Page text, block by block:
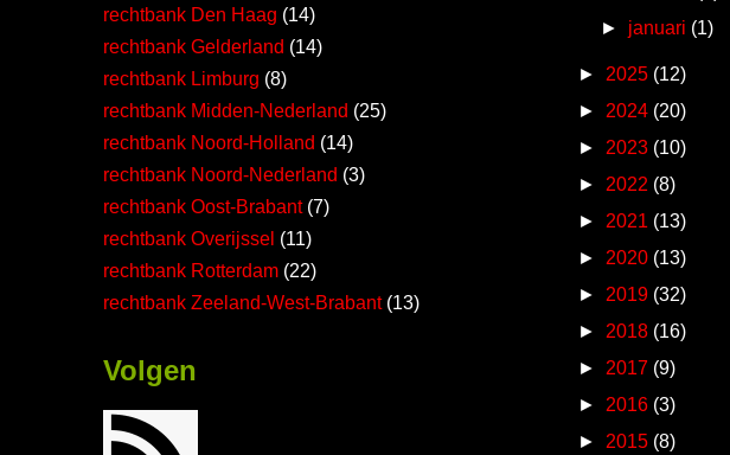
rechtbank Den Haag (14)
rechtbank Gelderland (14)
rechtbank Limburg (8)
rechtbank Midden-Nederland (25)
rechtbank Noord-Holland (14)
rechtbank Noord-Nederland (3)
rechtbank Oost-Brabant (7)
rechtbank Overijssel (11)
rechtbank Rotterdam (22)
rechtbank Zeeland-West-Brabant (13)
Volgen
► januari (1)
► 2025 (12)
► 2024 (20)
► 2023 (10)
► 2022 (8)
► 2021 (13)
► 2020 (13)
► 2019 (32)
► 2018 (16)
► 2017 (9)
► 2016 (3)
► 2015 (8)